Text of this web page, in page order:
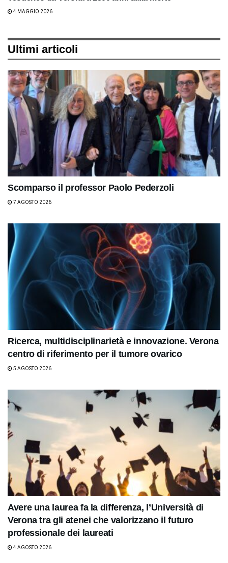
4 MAGGIO 2026
Ultimi articoli
Scomparso il professor Paolo Pederzoli
7 AGOSTO 2026
Ricerca, multidisciplinarietà e innovazione. Verona
centro di riferimento per il tumore ovarico
5 AGOSTO 2026
Avere una laurea fa la differenza, l’Università di
Verona tra gli atenei che valorizzano il futuro
professionale dei laureati
4 AGOSTO 2026